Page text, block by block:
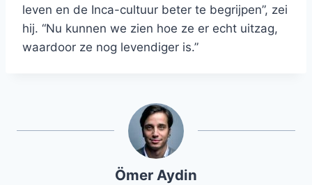
leven en de Inca-cultuur beter te begrijpen”, zei
hij. “Nu kunnen we zien hoe ze er echt uitzag,
waardoor ze nog levendiger is.”
Ömer Aydin